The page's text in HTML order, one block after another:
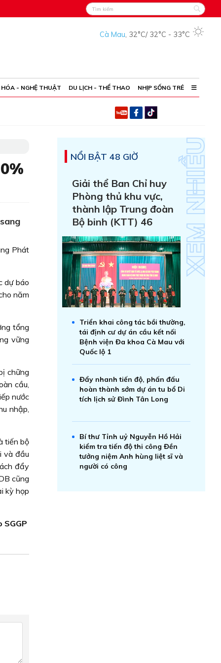
Cà Mau, 32°C/ 32°C - 33°C
- NGHỆ THUẬT DU LỊCH - THỂ THAO NHỊP SỐNG TRẺ
Phát
dự báo
năm
tổng
vững
chững
cầu,
nước
nhập,
tiến bộ
và đầu
đẩy
cũng
kỳ họp
SGGP
NỔI BẬT 48 GIỜ
Giải thể Ban Chỉ huy
Phòng thủ khu vực,
thành lập Trung đoàn
Bộ binh (KTT) 46
Triển khai công tác bồi thường,
tái định cư dự án cầu kết nối
Bệnh viện Đa khoa Cà Mau với
Quốc lộ 1
Đẩy nhanh tiến độ, phấn đấu
hoàn thành sớm dự án tu bổ Di
tích lịch sử Đình Tân Long
Bí thư Tỉnh uỷ Nguyễn Hồ Hải
kiểm tra tiến độ thi công Đền
tưởng niệm Anh hùng liệt sĩ và
người có công